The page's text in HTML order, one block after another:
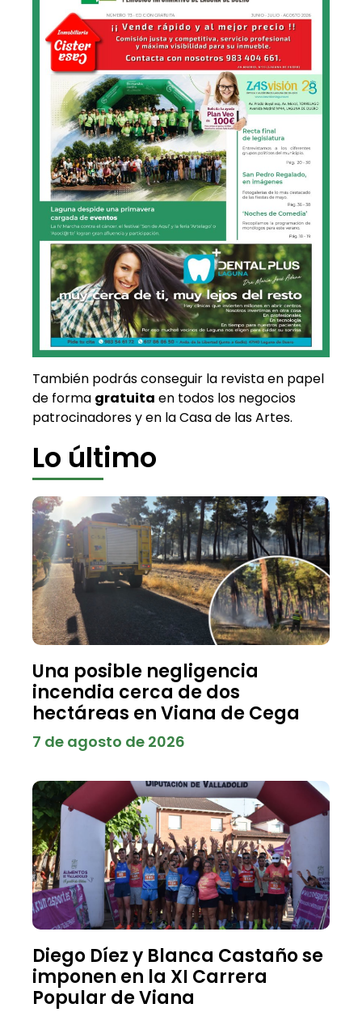
También podrás conseguir la revista en papel
de forma gratuita en todos los negocios
patrocinadores y en la Casa de las Artes.
Lo último
Una posible negligencia
incendia cerca de dos
hectáreas en Viana de Cega
7 de agosto de 2026
Diego Díez y Blanca Castaño se
imponen en la XI Carrera
Popular de Viana